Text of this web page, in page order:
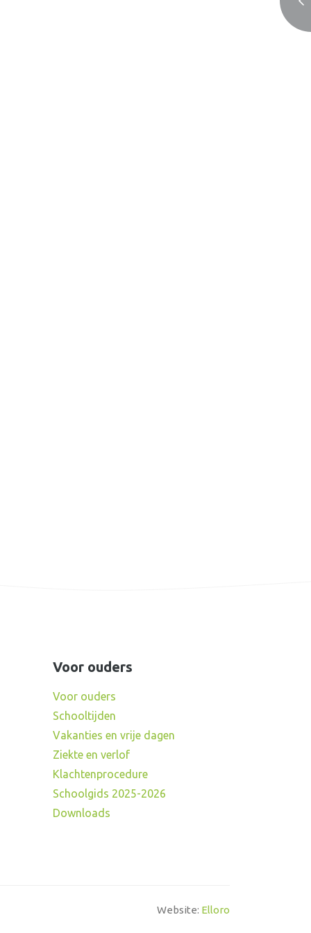
Voor ouders
Voor ouders
Schooltijden
Vakanties en vrije dagen
Ziekte en verlof
Klachtenprocedure
Schoolgids 2025-2026
Downloads
Website: Elloro